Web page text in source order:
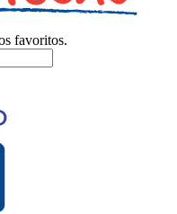
favoritos.